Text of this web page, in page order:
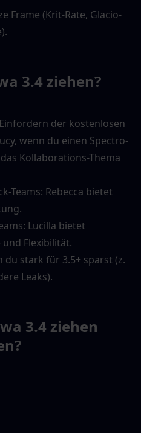
Frame (Krit-Rate, Glacio-
3.4 ziehen?
der kostenlosen
wenn du einen Spectro-
Kollaborations-Thema
Teams: Rebecca bietet
Lucilla bietet
Flexibilität.
du stark für 3.5+ sparst (z.
Leaks).
3.4 ziehen